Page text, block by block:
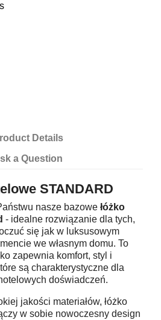
Details
a Question
STANDARD
nasze bazowe łóżko
- idealne rozwiązanie dla tych,
się jak w luksusowym
we własnym domu. To
zapewnia komfort, styl i
są charakterystyczne dla
doświadczeń.
jakości materiałów, łóżko
w sobie nowoczesny design